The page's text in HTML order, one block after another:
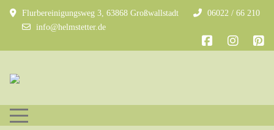
Flurbereinigungsweg 3, 63868 Großwallstadt
06022 / 66 210
info@helmstetter.de
Mobile Menu Toggle